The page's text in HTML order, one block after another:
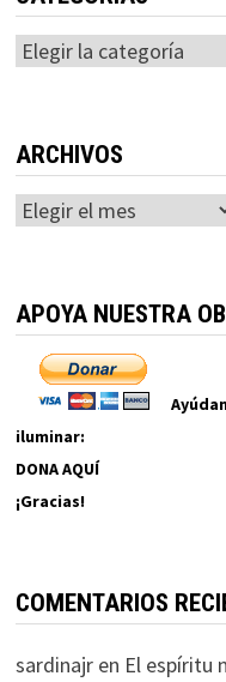
Categorías
ARCHIVOS
Archivos
APOYA NUESTRA
iluminar:
DONA AQUÍ
¡Gracias!
COMENTARIOS
sardinajren El espíritu